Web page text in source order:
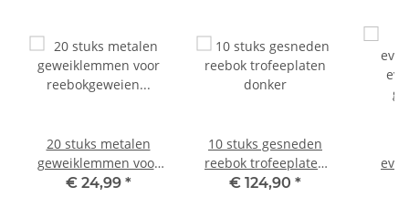
20 stuks metalen
geweiklemmen voor
reebokgeweien
€ 24,99 *
10 stuks gesneden
reebok trofeeplaten
donker
€ 124,90 *